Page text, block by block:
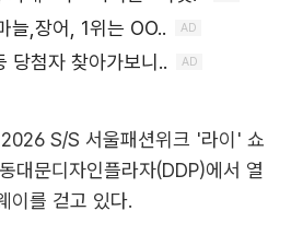
S/S 서울패션위크 '라이' 쇼
대문디자인플라자(DDP)에서 열
이를 걷고 있다.